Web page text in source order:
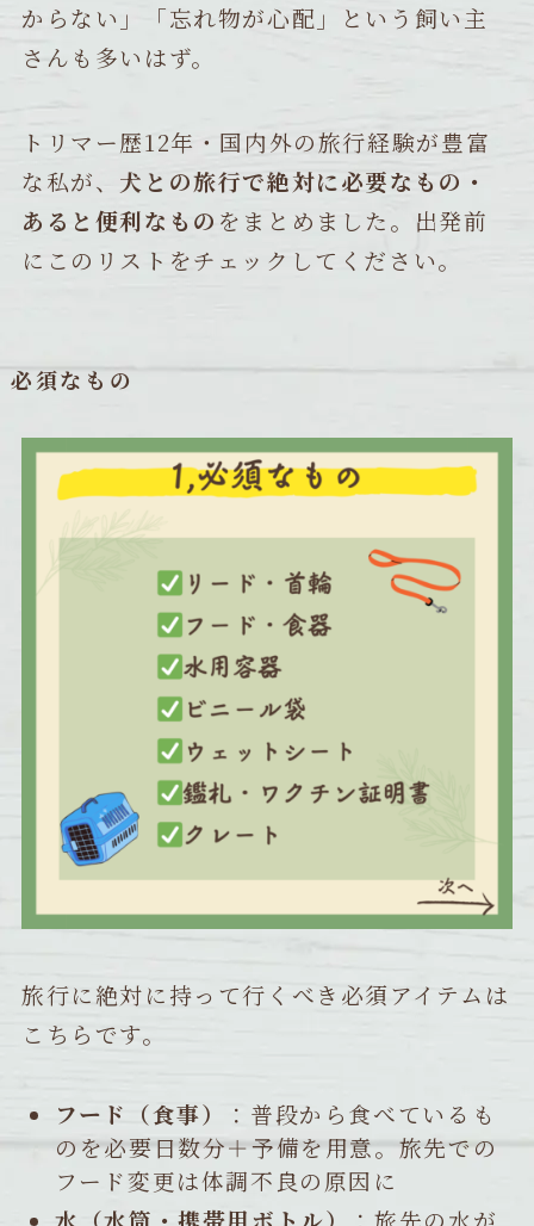
からない」「忘れ物が心配」という飼い主
さんも多いはず。
トリマー歴12年・国内外の旅行経験が豊富
な私が、 犬との旅行で絶対に必要なもの・
あると便利なもの をまとめました。出発前
にこのリストをチェックしてください。
必須なもの
旅行に絶対に持って行くべき必須アイテムは
こちらです。
フード（食事）
：普段から食べているも
のを必要日数分＋予備を用意。旅先での
フード変更は体調不良の原因に
水（水筒・携帯用ボトル）
：旅先の水が